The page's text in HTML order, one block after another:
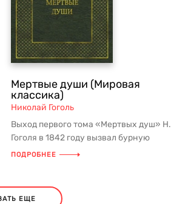
Мертвые души (Мировая
классика)
Николай Гоголь
Выход первого тома «Мертвых душ» Н.
Гоголя в 1842 году вызвал бурную
полемику современников, расколо...
ПОДРОБНЕЕ
ЕЩЕ